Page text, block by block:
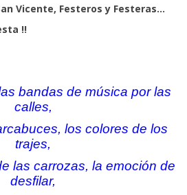
Vicente, Festeros y Festeras…
!!
bandas de música por las
calles,
los colores de los
trajes,
las carrozas, la emoción de
desfilar,